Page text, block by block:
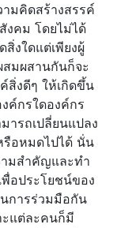
มคิดสร้างสรรค์
งคม โดยไม่ได้
งใดแต่เพียงผู้
สมผสานกันก็จะ
สิ่งดีๆ ให้เกิดขึ้น
ค์กรใดองค์กร
ารถเปลี่ยนแปลง
อหมดไปได้ นั่น
ามสำคัญและทำ
อประโยชน์ของ
นการร่วมมือกัน
แต่ละคนก็มี